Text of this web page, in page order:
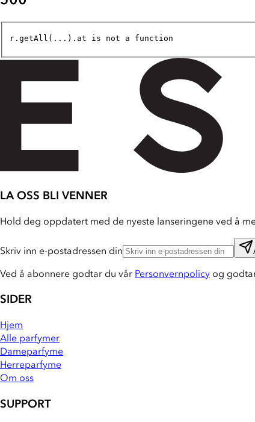
r.getAll(...).at is not a function
LA OSS BLI VENNER
Hold deg oppdatert med de nyeste lanseringene ved å
Skriv inn e-postadressen din
Ved å abonnere godtar du vår Personvernpolicy og
SIDER
Hjem
Alle parfymer
Dameparfyme
Herreparfyme
Om oss
SUPPORT